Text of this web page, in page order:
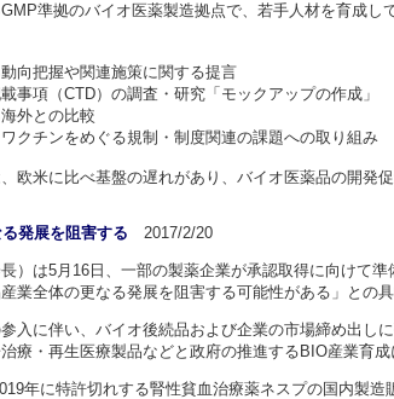
準拠のバイオ医薬製造拠点で、若手人材を育成し
向把握や関連施策に関する提言
事項（CTD）の調査・研究「モックアップの作成」
外との比較
クチンをめぐる規制・制度関連の課題への取り組み
欧米に比べ基盤の遅れがあり、バイオ医薬品の開発
発展を阻害する 2017/2/20
）は5月16日、一部の製薬企業が承認取得に向けて
業全体の更なる発展を阻害する可能性がある」との
入に伴い、バイオ後続品および企業の市場締め出し
療・再生医療製品などと政府の推進するBIO産業育成
年に特許切れする腎性貧血治療薬ネスプの国内製造